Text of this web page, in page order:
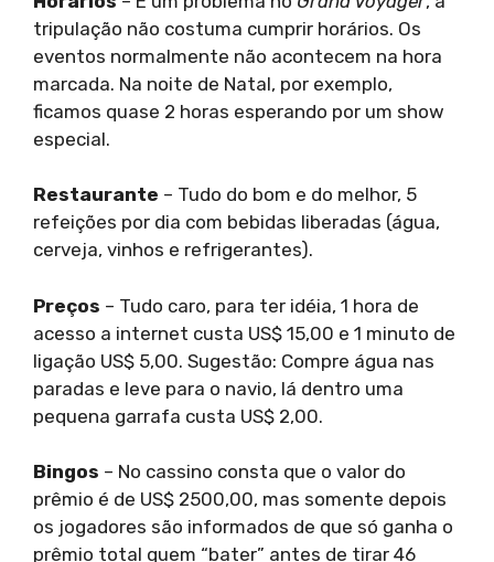
tripulação não costuma cumprir horários. Os
eventos normalmente não acontecem na hora
marcada. Na noite de Natal, por exemplo,
ficamos quase 2 horas esperando por um show
especial.
Restaurante – Tudo do bom e do melhor, 5
refeições por dia com bebidas liberadas (água,
cerveja, vinhos e refrigerantes).
Preços – Tudo caro, para ter idéia, 1 hora de
acesso a internet custa US$ 15,00 e 1 minuto de
ligação US$ 5,00. Sugestão: Compre água nas
paradas e leve para o navio, lá dentro uma
pequena garrafa custa US$ 2,00.
Bingos – No cassino consta que o valor do
prêmio é de US$ 2500,00, mas somente depois
os jogadores são informados de que só ganha o
prêmio total quem “bater” antes de tirar 46